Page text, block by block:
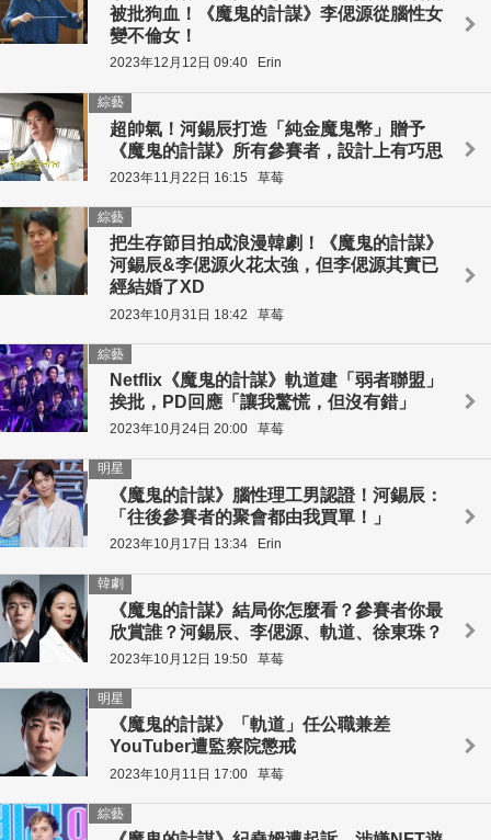
被批狗血！《魔鬼的計謀》李偲源從腦性女
變不倫女！
2023年12月12日 09:40 Erin
超帥氣！河錫辰打造「純金魔鬼幣」贈予
《魔鬼的計謀》所有參賽者，設計上有巧思
綜藝
2023年11月22日 16:15 草莓
把生存節目拍成浪漫韓劇！《魔鬼的計謀》
河錫辰&李偲源火花太強，但李偲源其實已
經結婚了XD
綜藝
2023年10月31日 18:42 草莓
Netflix《魔鬼的計謀》軌道建「弱者聯盟」
挨批，PD回應「讓我驚慌，但沒有錯」
綜藝
2023年10月24日 20:00 草莓
《魔鬼的計謀》腦性理工男認證！河錫辰：
「往後參賽者的聚會都由我買單！」
明星
2023年10月17日 13:34 Erin
《魔鬼的計謀》結局你怎麼看？參賽者你最
欣賞誰？河錫辰、李偲源、軌道、徐東珠？
韓劇
2023年10月12日 19:50 草莓
《魔鬼的計謀》「軌道」任公職兼差
YouTuber遭監察院懲戒
明星
2023年10月11日 17:00 草莓
綜藝